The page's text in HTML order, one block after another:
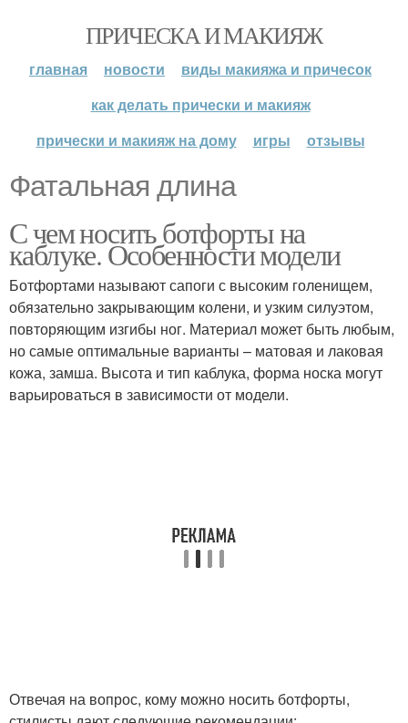
ПРИЧЕСКА И МАКИЯЖ
главная новости
виды макияжа и причесок
как делать прически и макияж
прически и макияж на дому
игры отзывы
Фатальная длина
С чем носить ботфорты на
каблуке. Особенности модели
Ботфортами называют сапоги с высоким голенищем,
обязательно закрывающим колени, и узким силуэтом,
повторяющим изгибы ног. Материал может быть любым,
но самые оптимальные варианты – матовая и лаковая
кожа, замша. Высота и тип каблука, форма носка могут
варьироваться в зависимости от модели.
Отвечая на вопрос, кому можно носить ботфорты,